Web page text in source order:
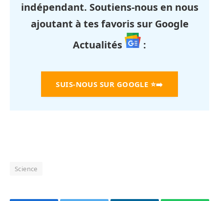
indépendant. Soutiens-nous en nous
ajoutant à tes favoris sur Google
Actualités
:
SUIS-NOUS SUR GOOGLE ⭐➡️
Science